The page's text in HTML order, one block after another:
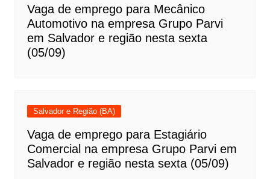
Vaga de emprego para Mecânico
Automotivo na empresa Grupo Parvi
em Salvador e região nesta sexta
(05/09)
Salvador e Região (BA)
Vaga de emprego para Estagiário
Comercial na empresa Grupo Parvi em
Salvador e região nesta sexta (05/09)